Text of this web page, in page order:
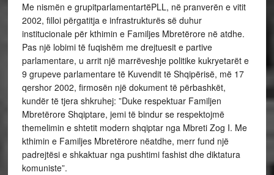
Me nismën e grupitparlamentartëPLL, në pranverën e vitit
2002, filloi përgatitja e infrastrukturës së duhur
institucionale për kthimin e Familjes Mbretërore në atdhe.
Pas një lobimi të fuqishëm me drejtuesit e partive
parlamentare, u arrit një marrëveshje politike kukryetarët e
9 grupeve parlamentare të Kuvendit të Shqipërisë, më 17
qershor 2002, firmosën një dokument të përbashkët,
kundër të tjera shkruhej: ”Duke respektuar Familjen
Mbretërore Shqiptare, jemi të bindur se respektojmë
themelimin e shtetit modern shqiptar nga Mbreti Zog I. Me
kthimin e Familjes Mbretërore nëatdhe, merr fund një
padrejtësi e shkaktuar nga pushtimi fashist dhe diktatura
komuniste”.